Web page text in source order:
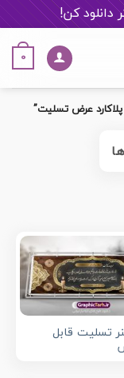
دانلود کن!
0
عرض تسلیت”
تسلیت قابل